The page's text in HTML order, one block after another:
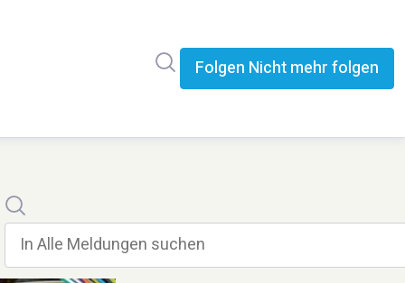
Im Newsroom suchen
Folgen Nicht mehr folgen
Suche
In alle meldungen suchen